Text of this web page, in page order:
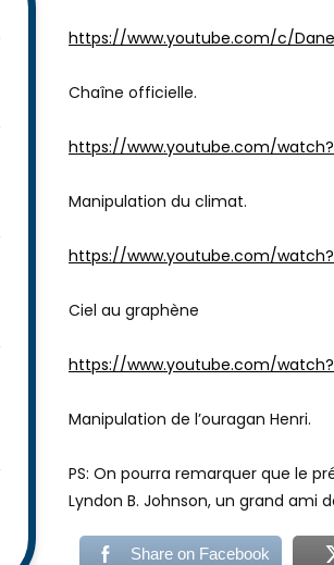
https://www.youtube.com/c/
Chaîne officielle.
https://www.youtube.com/
Manipulation du climat.
https://www.youtube.com/
Ciel au graphène
https://www.youtube.com/
Manipulation de l’ouragan Henri.
PS: On pourra remarquer que le
Lyndon B. Johnson, un grand ami
Share on Facebook